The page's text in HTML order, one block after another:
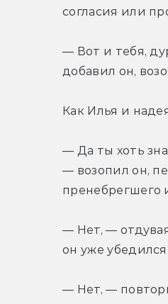
согласия или
— Вот и тебя,
добавил он,
Как Илья и
— Да ты хоть
— возопил он,
пренебрегшего
— Нет, —
он уже
— Нет, —